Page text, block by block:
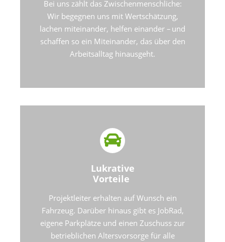
Bei uns zählt das Zwischenmenschliche:
Wir begegnen uns mit Wertschätzung,
lachen miteinander, helfen einander – und
schaffen so ein Miteinander, das über den
Arbeitsalltag hinausgeht.
Lukrative
Vorteile
Projektleiter erhalten auf Wunsch ein
Fahrzeug. Darüber hinaus gibt es JobRad,
eigene Parkplätze und einen Zuschuss zur
betrieblichen Altersvorsorge für alle